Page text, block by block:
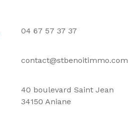
04 67 57 37 37
contact@stbenoitimmo.com
40 boulevard Saint Jean
34150 Aniane